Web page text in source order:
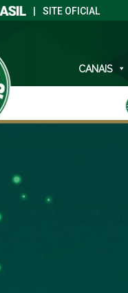
SITE OFICIAL
CANAIS